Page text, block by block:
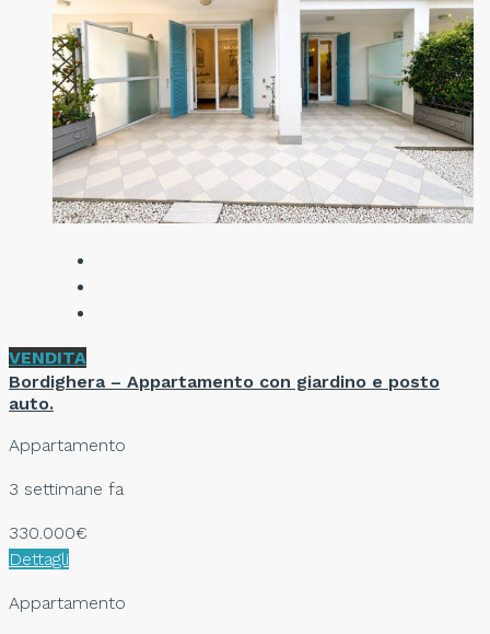
VENDITA
Bordighera – Appartamento con giardino e posto
auto.
Appartamento
3 settimane fa
330.000€
Dettagli
Appartamento